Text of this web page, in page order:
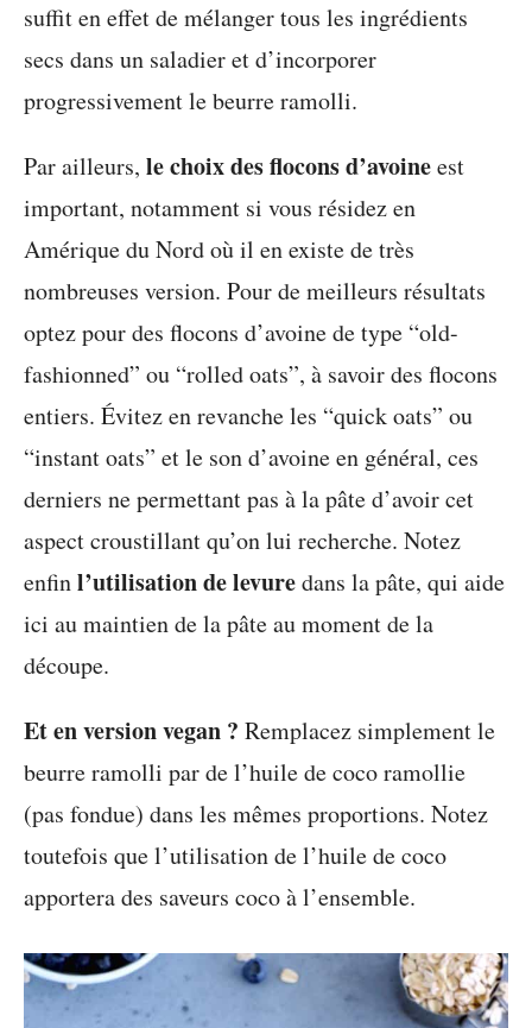
suffit en effet de mélanger tous les ingrédients
secs dans un saladier et d’incorporer
progressivement le beurre ramolli.
Par ailleurs, le choix des flocons d’avoineest
important, notamment si vous résidez en
Amérique du Nord où il en existe de très
nombreuses version. Pour de meilleurs résultats
optez pour des flocons d’avoine de type “old-
fashionned” ou “rolled oats”, à savoir des flocons
entiers. Évitez en revanche les “quick oats” ou
“instant oats” et le son d’avoine en général, ces
derniers ne permettant pas à la pâte d’avoir cet
aspect croustillant qu’on lui recherche. Notez
enfinl’utilisation de levuredans la pâte, qui aide
ici au maintien de la pâte au moment de la
découpe.
Et en version vegan ? Remplacez simplement le
beurre ramolli par de l’huile de coco ramollie
(pas fondue) dans les mêmes proportions. Notez
toutefois que l’utilisation de l’huile de coco
apportera des saveurs coco à l’ensemble.